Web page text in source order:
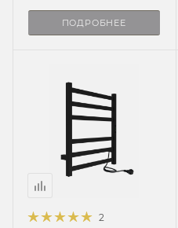
ПОДРОБНЕЕ
2